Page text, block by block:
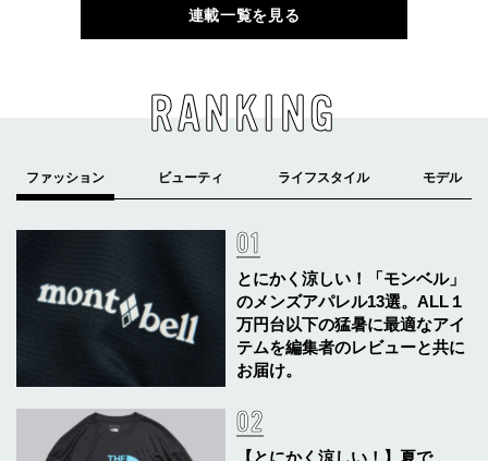
連載一覧を見る
RANKING
とにかく涼しい！「モンベル」
のメンズアパレル13選。ALL１
万円台以下の猛暑に最適なアイ
テムを編集者のレビューと共に
お届け。
【とにかく涼しい！】夏で